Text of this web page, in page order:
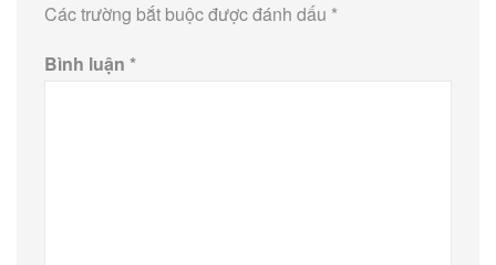
Các trường bắt buộc được đánh dấu *
Bình luận *